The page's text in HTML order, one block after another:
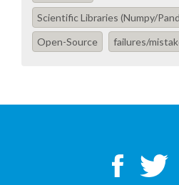
JOB BOARD
SOCIAL MEDIA
Scientific Libraries (Numpy/
Open-Source failures/